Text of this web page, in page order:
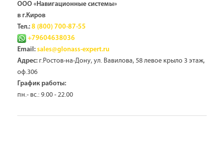
ООО «Навигационные системы»
в г.Киров
Тел.: 8 (800) 700-87-55
+79604638036
Email: sales@glonass-expert.ru
Адрес: г.Ростов-на-Дону, ул. Вавилова, 58 левое крыло 3 этаж,
оф.306
График работы:
пн.- вс.: 9.00 - 22.00